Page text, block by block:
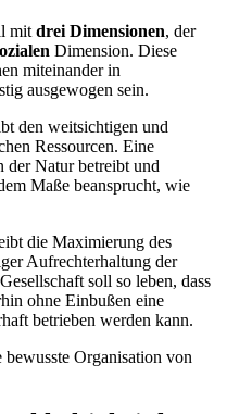
mit drei Dimensionen, der
Dimension. Diese
miteinander in
ausgewogen sein.
den weitsichtigen und
Ressourcen. Eine
der Natur betreibt und
Maße beansprucht, wie
die Maximierung des
Aufrechterhaltung der
soll so leben, dass
ohne Einbußen eine
betrieben werden kann.
bewusste Organisation von